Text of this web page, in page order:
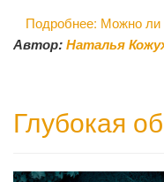
Подробнее: Можно ли
Автор:Наталья
Глубокая